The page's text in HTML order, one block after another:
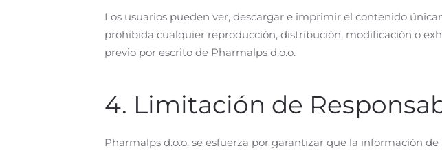
Los usuarios pueden ver, descargar e imprimir el contenido
prohibida cualquier reproducción, distribución, modificación o
previo por escrito de Pharmalps d.o.o.
4. Limitación de
Pharmalps d.o.o. se esfuerza por garantizar que la información